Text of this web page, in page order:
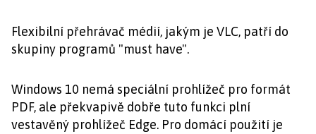
Flexibilní přehrávač médií, jakým je VLC, patří do
skupiny programů "must have".
Windows 10 nemá speciální prohlížeč pro formát
PDF, ale překvapivě dobře tuto funkci plní
vestavěný prohlížeč Edge. Pro domácí použití je